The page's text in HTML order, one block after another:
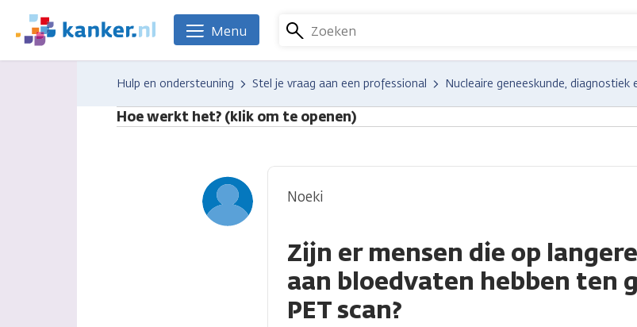
naar
We
zijn
Zoeken
Menu
Hulp en ondersteuning Stel je vraag aan een professional Nucleaire geneeskunde, diagnostiek
Hoe werkt het? (klik om te openen)
Zijn er mensen die op
aan bloedvaten hebben ten
PET scan?
Noeki